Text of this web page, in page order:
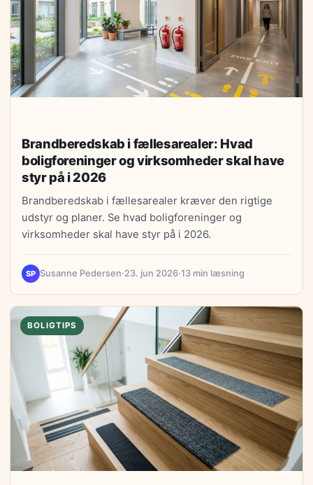
Brandberedskab i fællesarealer: Hvad
boligforeninger og virksomheder skal have
styr på i 2026
Brandberedskab i fællesarealer kræver den rigtige
udstyr og planer. Se hvad boligforeninger og
virksomheder skal have styr på i 2026.
SP Susanne Pedersen·23. jun 2026·13 min læsning
BOLIGTIPS